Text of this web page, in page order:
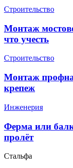
Строительство
Монтаж
что учесть
Строительство
Монтаж
крепеж
Инженерия
Ферма или
пролёт
Стальфа